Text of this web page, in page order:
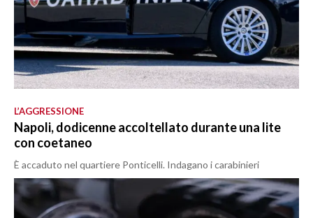
L’AGGRESSIONE
Napoli, dodicenne accoltellato durante una lite
con coetaneo
È accaduto nel quartiere Ponticelli. Indagano i carabinieri